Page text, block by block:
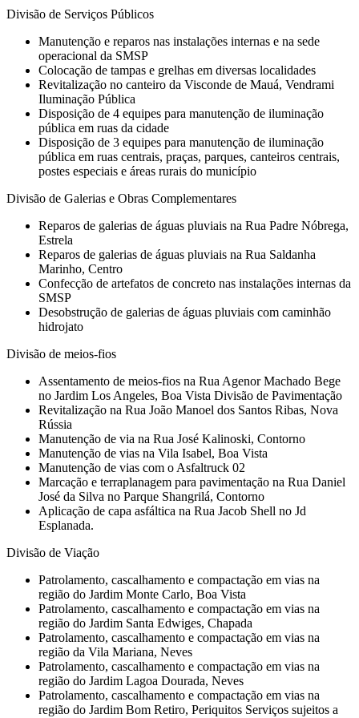
Divisão de Serviços Públicos
Manutenção e reparos nas instalações internas e na sede
operacional da SMSP
Colocação de tampas e grelhas em diversas localidades
Revitalização no canteiro da Visconde de Mauá, Vendrami
Iluminação Pública
Disposição de 4 equipes para manutenção de iluminação
pública em ruas da cidade
Disposição de 3 equipes para manutenção de iluminação
pública em ruas centrais, praças, parques, canteiros centrais,
postes especiais e áreas rurais do município
Divisão de Galerias e Obras Complementares
Reparos de galerias de águas pluviais na Rua Padre Nóbrega,
Estrela
Reparos de galerias de águas pluviais na Rua Saldanha
Marinho, Centro
Confecção de artefatos de concreto nas instalações internas da
SMSP
Desobstrução de galerias de águas pluviais com caminhão
hidrojato
Divisão de meios-fios
Assentamento de meios-fios na Rua Agenor Machado Bege
no Jardim Los Angeles, Boa Vista Divisão de Pavimentação
Revitalização na Rua João Manoel dos Santos Ribas, Nova
Rússia
Manutenção de via na Rua José Kalinoski, Contorno
Manutenção de vias na Vila Isabel, Boa Vista
Manutenção de vias com o Asfaltruck 02
Marcação e terraplanagem para pavimentação na Rua Daniel
José da Silva no Parque Shangrilá, Contorno
Aplicação de capa asfáltica na Rua Jacob Shell no Jd
Esplanada.
Divisão de Viação
Patrolamento, cascalhamento e compactação em vias na
região do Jardim Monte Carlo, Boa Vista
Patrolamento, cascalhamento e compactação em vias na
região do Jardim Santa Edwiges, Chapada
Patrolamento, cascalhamento e compactação em vias na
região da Vila Mariana, Neves
Patrolamento, cascalhamento e compactação em vias na
região do Jardim Lagoa Dourada, Neves
Patrolamento, cascalhamento e compactação em vias na
região do Jardim Bom Retiro, Periquitos Serviços sujeitos a